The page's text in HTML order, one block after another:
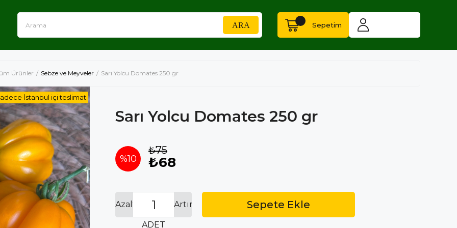
Sepetim
Ürünler Sebze ve Meyveler Sarı Yolcu Domates 250 gr
İstanbul içi teslimat
Sarı Yolcu Domates 250 gr
%10
₺75
₺68
ADET
Artır
Azalt